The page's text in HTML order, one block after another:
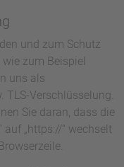
und zum Schutz
zum Beispiel
uns als
TLS-Verschlüsselung.
Sie daran, dass die
auf „https://“ wechselt